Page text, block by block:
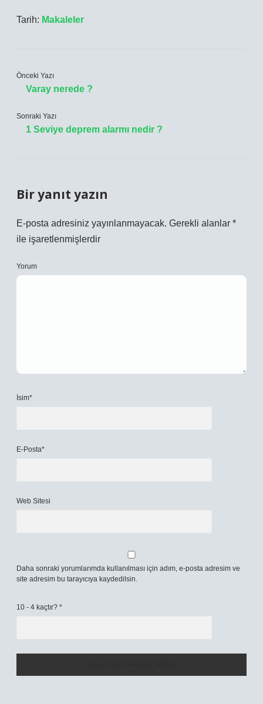
Tarih: Makaleler
Önceki Yazı
Varay nerede ?
Sonraki Yazı
1 Seviye deprem alarmı nedir ?
Bir yanıt yazın
E-posta adresiniz yayınlanmayacak. Gerekli alanlar *
ile işaretlenmişlerdir
Yorum
İsim*
E-Posta*
Web Sitesi
Daha sonraki yorumlarımda kullanılması için adım, e-posta adresim ve
site adresim bu tarayıcıya kaydedilsin.
10 - 4 kaçtır? *